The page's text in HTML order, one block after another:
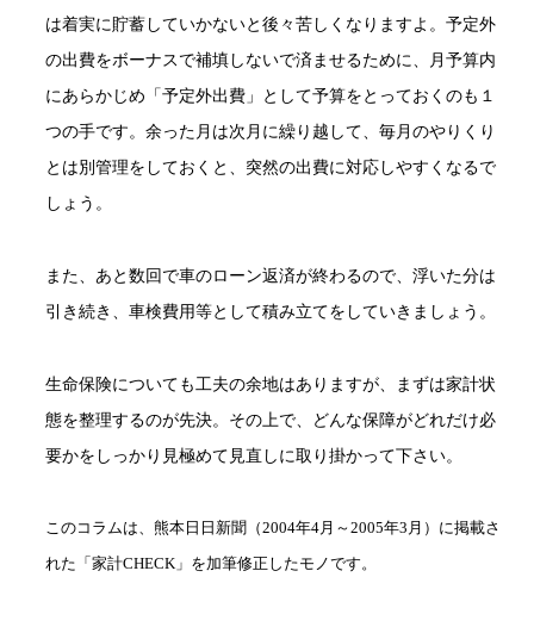
は着実に貯蓄していかないと後々苦しくなりますよ。予定外
の出費をボーナスで補填しないで済ませるために、月予算内
にあらかじめ「予定外出費」として予算をとっておくのも１
つの手です。余った月は次月に繰り越して、毎月のやりくり
とは別管理をしておくと、突然の出費に対応しやすくなるで
しょう。
また、あと数回で車のローン返済が終わるので、浮いた分は
引き続き、車検費用等として積み立てをしていきましょう。
生命保険についても工夫の余地はありますが、まずは家計状
態を整理するのが先決。その上で、どんな保障がどれだけ必
要かをしっかり見極めて見直しに取り掛かって下さい。
このコラムは、熊本日日新聞（2004年4月～2005年3月）に掲載さ
れた「家計CHECK」を加筆修正したモノです。